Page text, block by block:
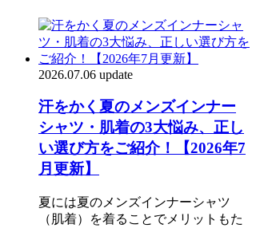
2026.07.06 update
汗をかく夏のメンズインナー
シャツ・肌着の3大悩み、正し
い選び方をご紹介！【2026年7
月更新】
夏には夏のメンズインナーシャツ
（肌着）を着ることでメリットもた